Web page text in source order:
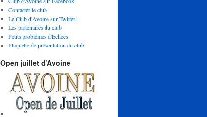
Contacter le club
Le Club d'Avoine sur Twitter
Les partenaires du club
Petits problèmes d'Echecs
Plaquette de présentation du club
Open juillet d'Avoine